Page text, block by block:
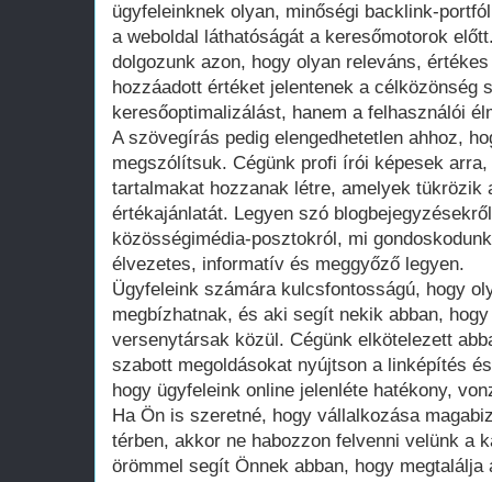
ügyfeleinknek olyan, minőségi backlink-
a weboldal láthatóságát a keresőmotorok
dolgozunk azon, hogy olyan releváns,
hozzáadott értéket jelentenek a célközönség
keresőoptimalizálást, hanem a felhasználói
A szövegírás pedig elengedhetetlen ahhoz,
megszólítsuk. Cégünk profi írói képesek
tartalmakat hozzanak létre, amelyek tükrözik
értékajánlatát. Legyen szó
közösségimédia-posztokról, mi
élvezetes, informatív és meggyőző legyen.
Ügyfeleink számára kulcsfontosságú, hogy
megbízhatnak, és aki segít nekik abban,
versenytársak közül. Cégünk elkötelezett
szabott megoldásokat nyújtson a linképítés
hogy ügyfeleink online jelenléte hatékony,
Ha Ön is szeretné, hogy vállalkozása
térben, akkor ne habozzon felvenni velünk a
örömmel segít Önnek abban, hogy megtalálja